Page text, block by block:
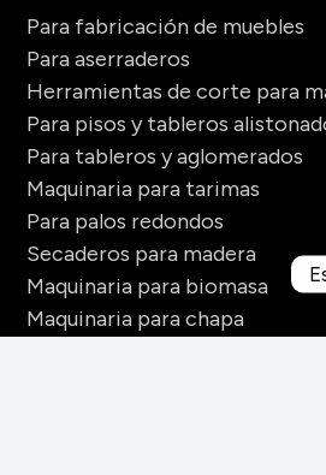
Para fabricación de muebles
Para aserraderos
Herramientas de corte para
Para pisos y tableros
Para tableros y aglomerados
Maquinaria para tarimas
Para palos redondos
Secaderos para madera
Maquinaria para biomasa
Maquinaria para chapa